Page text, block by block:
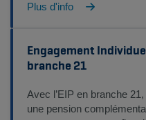
Plus d'info
Engagement
branche 21
Avec l’EIP en branche
une pension